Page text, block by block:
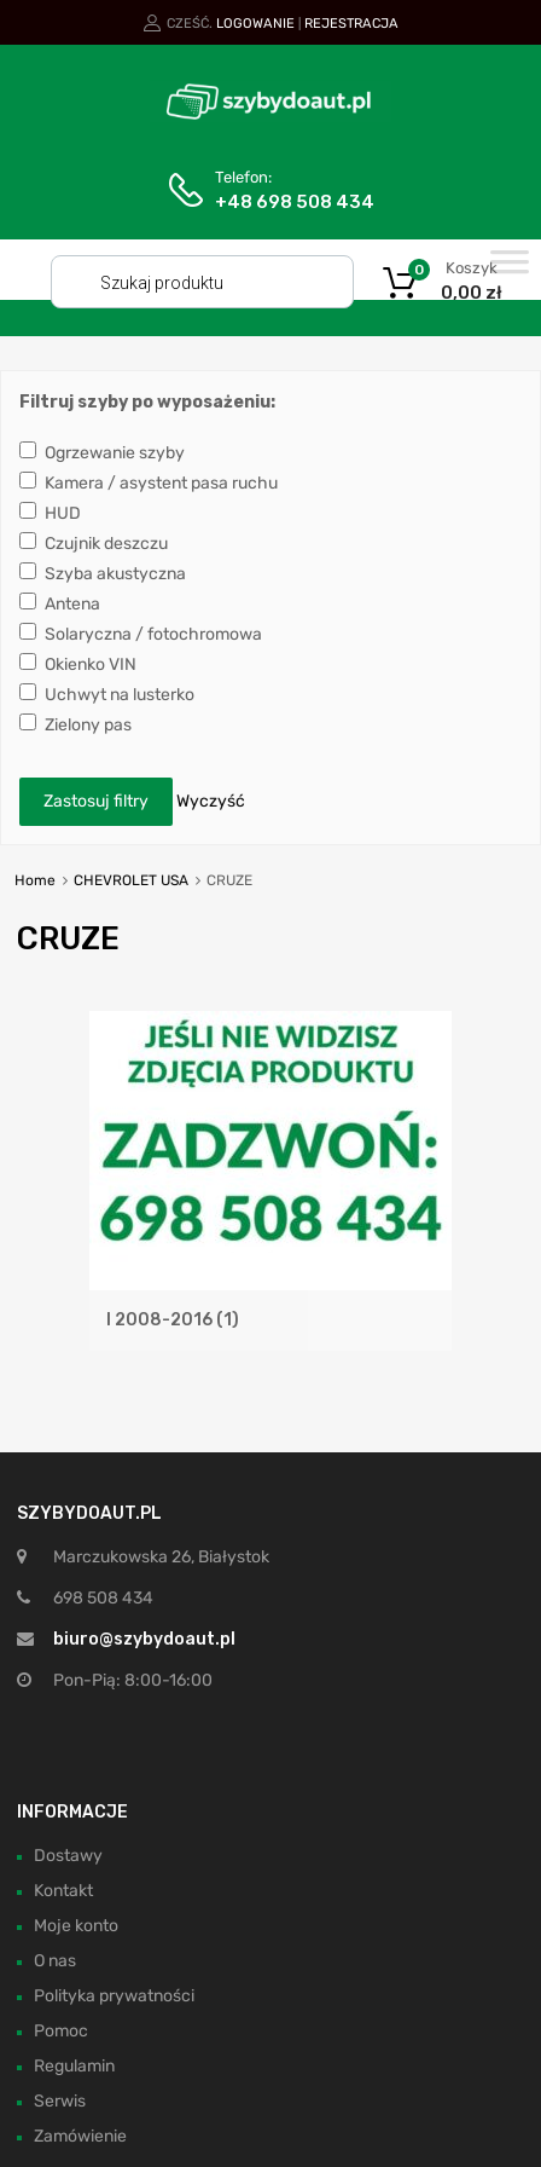
CZEŚĆ. LOGOWANIE REJESTRACJA
Telefon:
+48 698 508 434
Koszyk
0,00 zł
0
Filtruj szyby po wyposażeniu:
Ogrzewanie szyby
Kamera / asystent pasa ruchu
HUD
Czujnik deszczu
Szyba akustyczna
Antena
Solaryczna / fotochromowa
Okienko VIN
Uchwyt na lusterko
Zielony pas
Zastosuj filtry Wyczyść
Home CHEVROLET USA CRUZE
CRUZE
I 2008-2016 (1)
SZYBYDOAUT.PL
Marczukowska 26, Białystok
698 508 434
biuro@szybydoaut.pl
Pon-Pią: 8:00-16:00
INFORMACJE
Dostawy
Kontakt
Moje konto
O nas
Polityka prywatności
Pomoc
Regulamin
Serwis
Zamówienie